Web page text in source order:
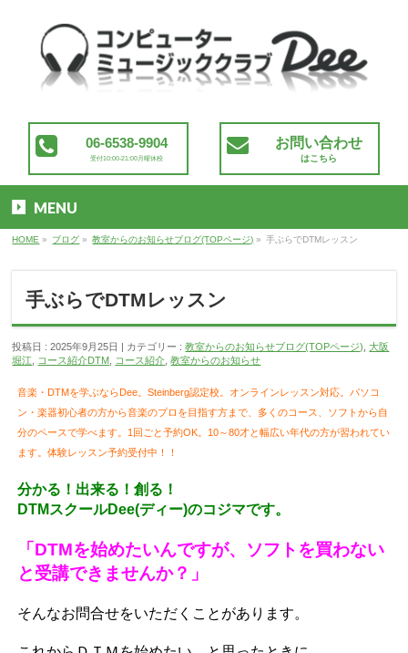
06-6538-9904
受付10:00-21:00月曜休校
お問い合わせ
はこちら
MENU
HOME » ブログ » 教室からのお知らせブログ(TOPページ) » 手ぶらでDTMレッスン
手ぶらでDTMレッスン
投稿日 : 2025年9月25日 カテゴリー :教室からのお知らせブログ(TOPページ) ,大阪
堀江
コース紹介DTM コース紹介 ,教室からのお知らせ
音楽・DTMを学ぶならDee。Steinberg認定校。 オンラインレッスン対応。パソコ
ン・楽器初心者の方から音楽のプロを目指す方まで、多くのコース、ソフトから自
分のペースで学べます。1回ごと予約OK。10～80才と幅広い年代の方が習われてい
ます。体験レッスン予約受付中！！
分かる！出来る！創る！
DTMスクールDee(ディー)のコジマです。
「DTMを始めたいんですが、ソフトを買わない
と受講できませんか？」
そんなお問合せをいただくことがあります。